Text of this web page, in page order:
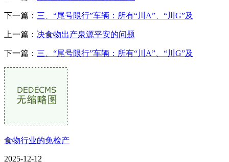
下一篇： 三、“尾号限行”车辆：所有“川A”、“川G”及
上一篇： 决食物出产泉源平安的问题
下一篇： 三、“尾号限行”车辆：所有“川A”、“川G”及
食物行业的免检产
2025-12-12